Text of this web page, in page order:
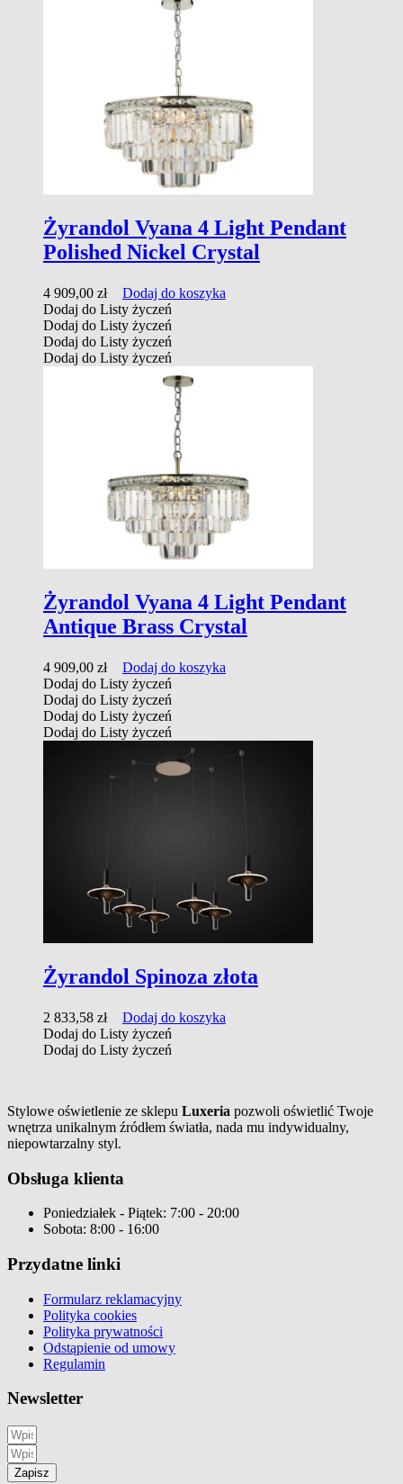
Żyrandol Vyana 4 Light Pendant
Polished Nickel Crystal
4 909,00 zł
Dodaj do koszyka
Dodaj do Listy życzeń
Dodaj do Listy życzeń
Dodaj do Listy życzeń
Dodaj do Listy życzeń
Żyrandol Vyana 4 Light Pendant
Antique Brass Crystal
4 909,00 zł
Dodaj do koszyka
Dodaj do Listy życzeń
Dodaj do Listy życzeń
Dodaj do Listy życzeń
Dodaj do Listy życzeń
Żyrandol Spinoza złota
2 833,58 zł
Dodaj do koszyka
Dodaj do Listy życzeń
Dodaj do Listy życzeń
Stylowe oświetlenie ze sklepu Luxeria pozwoli oświetlić Twoje
wnętrza unikalnym źródłem światła, nada mu indywidualny,
niepowtarzalny styl.
Obsługa klienta
Poniedziałek - Piątek: 7:00 - 20:00
Sobota: 8:00 - 16:00
Przydatne linki
Formularz reklamacyjny
Polityka cookies
Polityka prywatności
Odstąpienie od umowy
Regulamin
Newsletter
Zapisz